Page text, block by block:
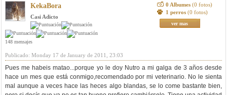
KekaBora
Casi Adicto
148 mensajes
0 Albumes (0 fotos)
1 perros (0 fotos)
ver mas
Publicado: Monday 17 de January de 2011, 23:03
Pues me habeis matao...porque yo le doy Nutro a mi galga de 3 años desde
hace un mes que está conmigo,recomendado por mi veterinario. No le sienta
mal aunque a veces hace las heces algo blandas, se lo come bastante bien,